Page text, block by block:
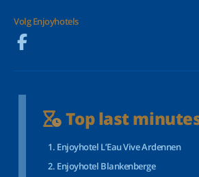
Volg Enjoyhotels
Top last
Enjoyhotel L’Eau Vive Ardennen
Enjoyhotel Blankenberge